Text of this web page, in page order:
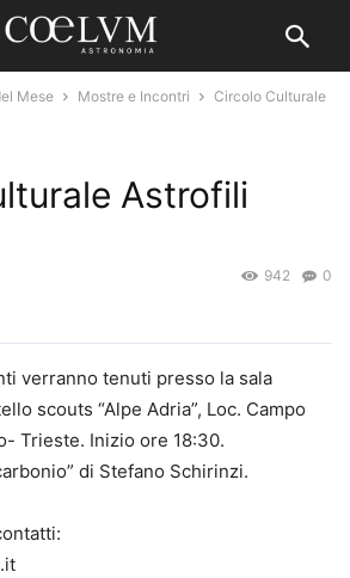
Mese Mostre e Incontri
Circolo Culturale
Astrofili
0
942
verranno tenuti presso la sala
scouts “Alpe Adria”, Loc. Campo
Trieste. Inizio ore 18:30.
di Stefano Schirinzi.